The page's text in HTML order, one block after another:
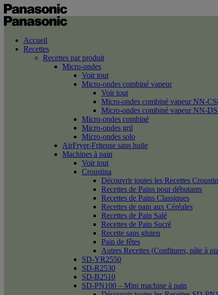
Accueil
Recettes
Recettes par produit
Micro-ondes
Voir tout
Micro-ondes combiné vapeur
Voir tout
Micro-ondes combiné vapeur NN-
Micro-ondes combiné vapeur NN-
Micro-ondes combiné
Micro-ondes gril
Micro-ondes solo
AirFryer-Friteuse sans huile
Machines à pain
Voir tout
Croustina
Découvrir toutes les Recettes
Recettes de Pains pour débutants
Recettes de Pains Classiques
Recettes de pain aux Céréales
Recettes de Pain Salé
Recettes de Pain Sucré
Recette sans gluten
Pain de fêtes
Autres Recettes (Confitures, pâte à
SD-YR2550
SD-R2530
SD-B2510
SD-PN100 – Mini machine à pain